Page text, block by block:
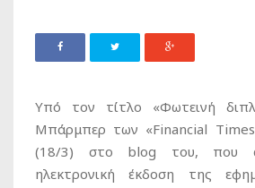
Υπό τον τίτλο «Φωτεινή
Μπάρμπερ των «Financial
(18/3) στο blog του, που
ηλεκτρονική έκδοση της